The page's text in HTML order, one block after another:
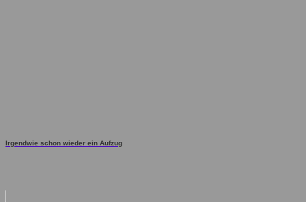
Irgendwie schon wieder ein Aufzug